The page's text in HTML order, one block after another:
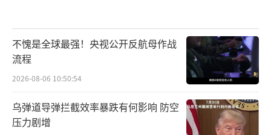
不愧是全球最强！央视公开反航母作战
流程
2026-08-06 10:50:54
乌弹道导弹拦截效率暴跌有何影响 防空
压力剧增